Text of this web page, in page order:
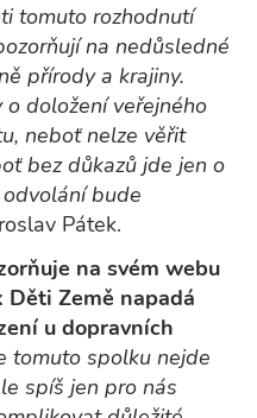
tomuto rozhodnutí
na nedůsledné
přírody a krajiny.
doložení veřejného
neboť nelze věřit
bez důkazů jde jen o
bude
Pátek.
na svém webu
Země napadá
u dopravních
tomuto spolku nejde
spíš jen pro nás